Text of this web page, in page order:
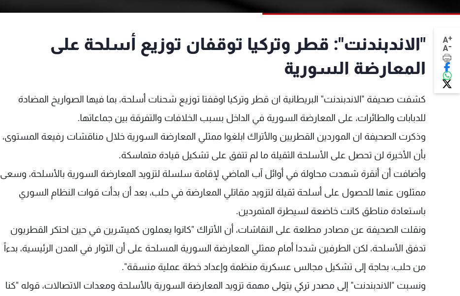
A+
A-
"الاندبندنت": قطر وتركيا توقفان توزيع أسلحة على
المعارضة السورية
كشفت صحيفة "الاندبندنت" البريطانية ان قطر وتركيا اوقفتا توزيع شحنات أسلحة، بما فيها الصواريخ المضادة
للدبابات والطائرات، على المعارضة السورية في الداخل بسبب الخلافات والتفرقة بين جماعاتها.
وذكرت الصحيفة ان الموردين القطريين والأتراك ابلغوا ممثلي المعارضة السورية خلال مناقشات رفيعة المستوى،
بأن الأخيرة لن تحصل على الأسلحة الثقيلة ما لم تتفق على تشكيل قيادة متماسكة.
وأضافت أن أنقرة شهدت محاولة في أوائل آب الماضي لإقامة سلسلة لتزويد المعارضة السورية بالأسلحة، وسعى
ممثلون عنها للحصول على أسلحة ثقيلة لتزويد مقاتلي المعارضة في حلب، بعد أن بدأت قوات النظام السوري
باستعادة مناطق كانت خاضعة لسيطرة المتمردين.
ونقلت الصحيفة عن مصادر مطلعة على النقاشات، أن الأتراك "كانوا يعملون كميسّرين في حين احتكر القطريون
تدفق الأسلحة، لكن الطرفين شددا أمام ممثلي المعارضة السورية المسلحة على أن الثوار في المدن الرئيسية، بدءاً
من حلب، بحاجة إلى تشكيل مجالس عسكرية منظمة وإعداد خطة عملية منسقة".
ونسبت "الاندبندنت" إلى مصدر تركي يتولى مهمة تزويد المعارضة السورية بالأسلحة ومعدات الاتصالات، قوله "كنا